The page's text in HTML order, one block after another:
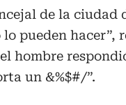
de la ciudad
lo pueden hacer”,
hombre
un &%$#/”.